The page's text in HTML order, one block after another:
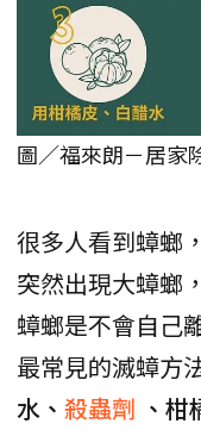
圖／福來朗－居家
很多人看到蟑螂
突然出現大蟑螂
蟑螂是不會自己
最常見的滅蟑方
水、 殺蟲劑 、